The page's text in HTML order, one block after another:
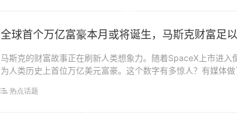
全球首个万亿富豪本月或将诞生，马斯克财富足
马斯克的财富故事正在刷新人类想象力。随着SpaceX上市进
为人类历史上首位万亿美元富豪。这个数字有多惊人？有媒体
热点话题